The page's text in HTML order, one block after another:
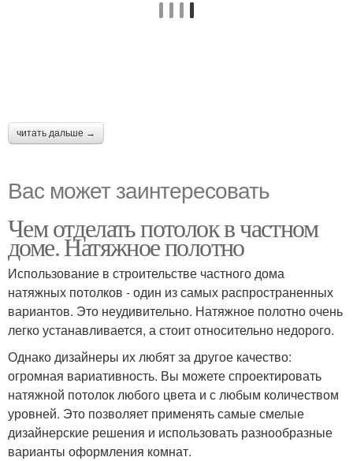
читать дальше →
Вас может заинтересовать
Чем отделать потолок в частном
доме. Натяжное полотно
Использование в строительстве частного дома
натяжных потолков - один из самых распространенных
вариантов. Это неудивительно. Натяжное полотно очень
легко устанавливается, а стоит относительно недорого.
Однако дизайнеры их любят за другое качество:
огромная вариативность. Вы можете спроектировать
натяжной потолок любого цвета и с любым количеством
уровней. Это позволяет применять самые смелые
дизайнерские решения и использовать разнообразные
варианты оформления комнат.